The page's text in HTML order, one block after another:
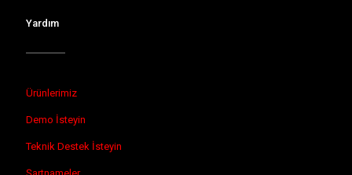
Yardım
Ürünlerimiz
Demo İsteyin
Teknik Destek İsteyin